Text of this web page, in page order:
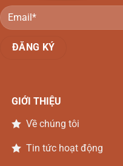
GIỚI THIỆU
Về chúng tôi
Tin tức hoạt động